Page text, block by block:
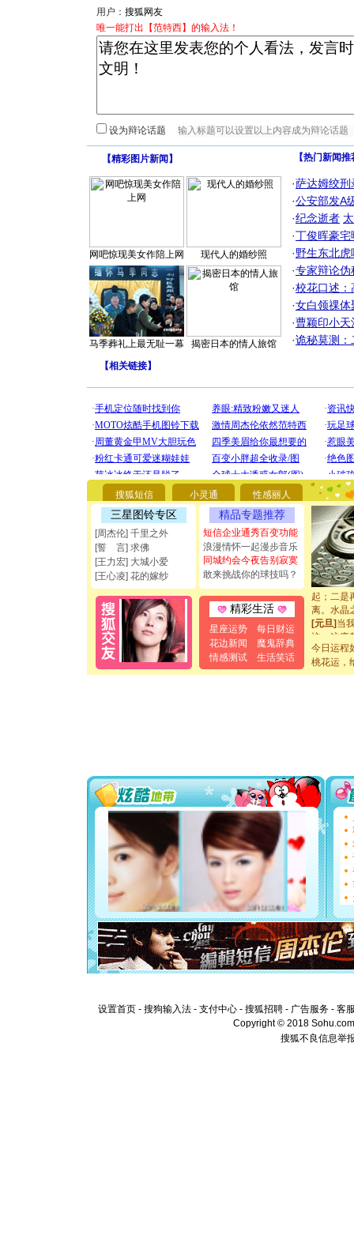
用户：
唯一能打出【范特西】的输入法！
设为辩论话题
【精彩图片新闻 】
网吧惊现美女作陪上网 现代人的婚纱照
马季葬礼上最无耻一幕 揭密日本的情人旅馆
【热门新闻
·萨达姆绞刑
·公安部发A
·纪念逝者
·丁俊晖豪
·野生东北
·专家辩论伪
·校花口述：
·女白领祼体
·曹颖印小天
·诡秘莫测：
【相关链接】
搜狐短信 小灵通 性感丽人
三星图铃专区
[周杰伦] 千里之外
[誓 言] 求佛
[王力宏] 大城小爱
[王心凌] 花的嫁纱
精品专题推荐
短信企业通秀百变功能
浪漫情怀一起漫步音乐
同城约会今夜告别寂寞
敢来挑战你的球技吗？
精彩生活
星座运势
每日财运
花边新闻
魔鬼辞典
情感测试
生活笑话
[圣诞节]
你太多
要平安
[圣诞节]
能正大光
都要快乐
[圣诞节]
如意,快
[元旦]看
断电。爱
你是我专
[元旦]如
起；二是
离。水晶
[元旦]当
泣，这痛
卖了。水
[春节]风
[圣诞节]
能正大
都要快乐
[圣诞节]
如意,快
[元旦]
看
断电。
你是我
[元旦]
如
起；二
离。水
[元旦]当
泣，这痛
卖了。水
[春节]风
[春节] 传
片叶子是
送你一棵
今日运程
桃花运，
设置首页 - 搜狗输入法 - 支付中心 - 搜狐招聘 - 广告服务 - 客
Copyright © 2018
搜狐不良信息举